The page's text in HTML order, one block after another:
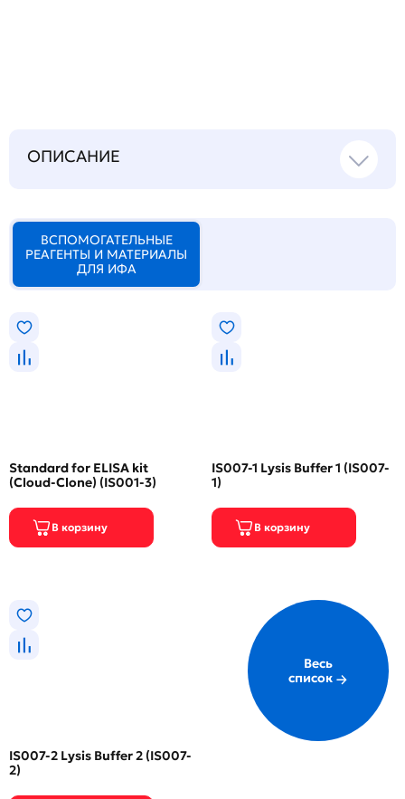
ОПИСАНИЕ
ВСПОМОГАТЕЛЬНЫЕ
РЕАГЕНТЫ И МАТЕРИАЛЫ
ДЛЯ ИФА
Standard for ELISA kit
(Cloud-Clone) (IS001-3)
IS007-1 Lysis Buffer 1 (IS007-
1)
IS007-2 Lysis Buffer 2 (IS007-
2)
Весь
список